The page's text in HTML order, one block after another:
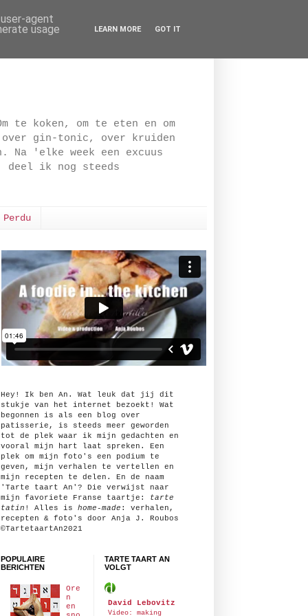
koken, om te eten en om
gin-tonic, over kruiden
'elke week een excuus
ik nog steeds
Hey! Ik ben An. Wat leuk dat jij dit
stukje van het internet bezoekt! Wat
begonnen is als een blog over
patisserie, is steeds meer geworden
tot de plek waar ik mijn gedachten en
vooral mijn hart laat spreken. Een
plek om mijn foto's een podium te
geven, mijn verhalen te vertellen en
mijn recepten te delen. En de naam
'Tarte taart An'? Die verwijst naar
mijn favoriete Franse taartje: tarte
tatin ! Alles is home-made : verhalen,
recepten & foto's door Anja J. Roubos
©TartetaartAn2021
POPULAIRE
BERICHTEN
Ore
n
en
TARTE TAART AN
VOLGT
David Lebovitz
Video: making
agent
usage LEARN MORE GOT IT